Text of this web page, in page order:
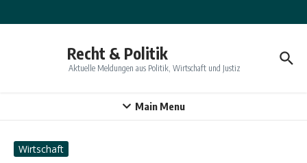
Recht & Politik
Aktuelle Meldungen aus Politik, Wirtschaft und Justiz
Main Menu
Wirtschaft